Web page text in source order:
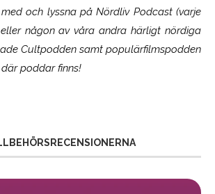
och lyssna på Nördliv Podcast (varje
någon av våra andra härligt nördiga
Cultpodden samt populärfilmspodden
poddar finns!